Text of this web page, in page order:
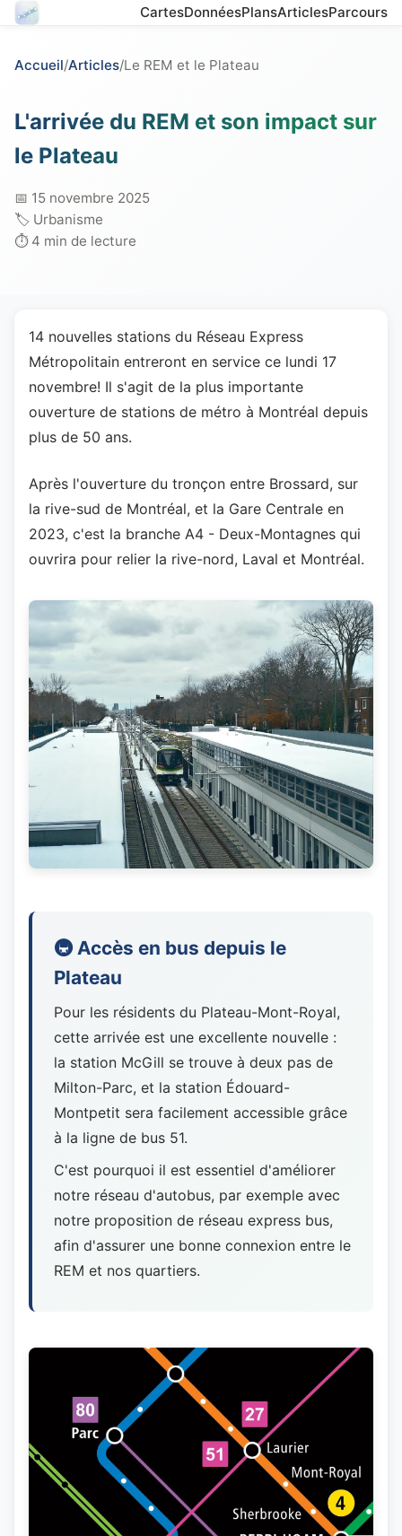
CartesDonnéesPlansArticlesParcours
Accueil/Articles/Le REM et le Plateau
L'arrivée du REM et son impact sur
le Plateau
📅 15 novembre 2025
🏷️ Urbanisme
⏱️ 4 min de lecture
14 nouvelles stations du Réseau Express
Métropolitain entreront en service ce lundi 17
novembre! Il s'agit de la plus importante
ouverture de stations de métro à Montréal depuis
plus de 50 ans.
Après l'ouverture du tronçon entre Brossard, sur
la rive-sud de Montréal, et la Gare Centrale en
2023, c'est la branche A4 - Deux-Montagnes qui
ouvrira pour relier la rive-nord, Laval et Montréal.
🚇 Accès en bus depuis le
Plateau
Pour les résidents du Plateau-Mont-Royal,
cette arrivée est une excellente nouvelle :
la station McGill se trouve à deux pas de
Milton-Parc, et la station Édouard-
Montpetit sera facilement accessible grâce
à la ligne de bus 51.
C'est pourquoi il est essentiel d'améliorer
notre réseau d'autobus, par exemple avec
notre proposition de réseau express bus,
afin d'assurer une bonne connexion entre le
REM et nos quartiers.